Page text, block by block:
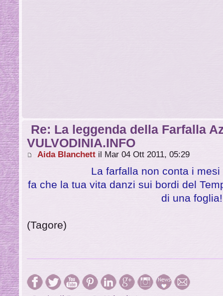
Re: La leggenda della Farfalla
VULVODINIA.INFO
Aida Blanchett il Mar 04 Ott 2011, 05:29
La farfalla non conta i
fa che la tua vita danzi sui bordi del
di una foglia!
(Tagore)